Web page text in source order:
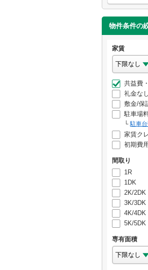
物件条件の
家賃
共益費
礼金なし
敷金/保
駐車場
駐車
家賃ク
初期費
間取り
1R
1DK
2K/2DK
3K/3DK
4K/4DK
5K/5DK
専有面積